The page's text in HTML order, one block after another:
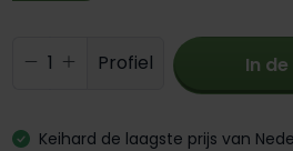
Producthoeveelheid:
Profiel In
Keihard de laagste prijs van